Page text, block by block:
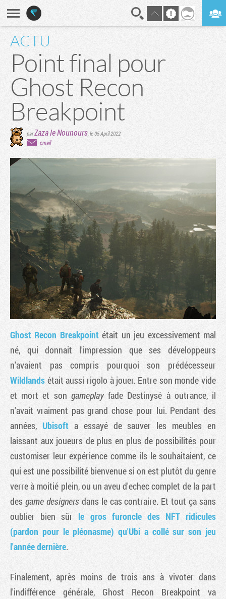
ACTU
Point final pour
Ghost Recon
Breakpoint
parZaza le Nounours,le 05 April 2022
email
Ghost Recon Breakpointétait un jeu excessivement mal
né, qui donnait l'impression que ses développeurs
n'avaient pas compris pourquoi son prédécesseur
Wildlands était aussi rigolo à jouer. Entre son monde vide
et mort et son gameplayfade Destinysé à outrance, il
n'avait vraiment pas grand chose pour lui. Pendant des
années, Ubisoft a essayé de sauver les meubles en
laissant aux joueurs de plus en plus de possibilités pour
customiser leur expérience comme ils le souhaitaient, ce
qui est une possibilité bienvenue si on est plutôt du genre
verre à moitié plein, ou un aveu d'echec complet de la part
des game designersdans le cas contraire. Et tout ça sans
oublier bien sûr le gros furoncle des NFT ridicules
(pardon pour le pléonasme) qu'Ubi a collé sur son jeu
l'année dernière.
Finalement, après moins de trois ans à vivoter dans
l'indifférence générale, Ghost Recon Breakpoint va
Tribune